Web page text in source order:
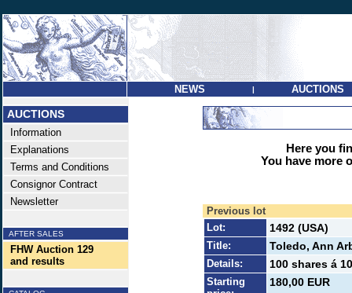
NEWS | AUCTIONS
AUCTIONS
Information
Explanations
Terms and Conditions
Consignor Contract
Newsletter
AFTER SALES
FHW Auction 129
and results
Here you
You have more
Previous lot
Lot:
1492 (USA)
Title: Toledo, Ann
Details: 100 shares á
Starting
180,00 EUR